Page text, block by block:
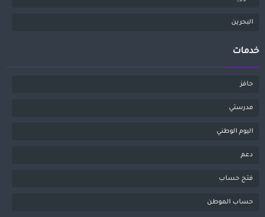
البحرين
خدمات
حافز
مدرستي
اليوم الوطني
دعم
فتح حساب
حساب الموطن